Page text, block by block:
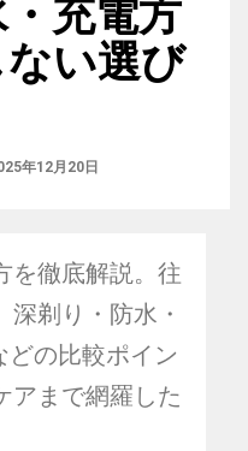
充電方
い選び
年12月20日
を徹底解説。往
剃り・防水・
どの比較ポイン
アまで網羅した